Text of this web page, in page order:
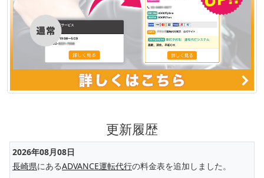
更新履歴
2026年08月08日
長崎県にあるADVANCE運転代行の料金表を追加しました。